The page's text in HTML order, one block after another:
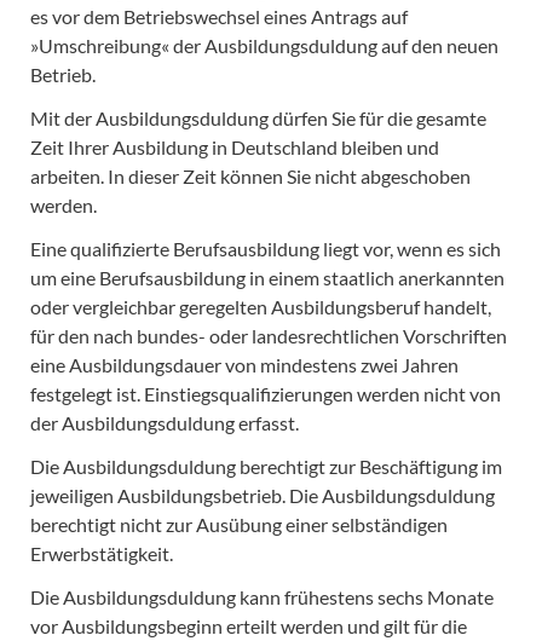
es vor dem Betriebswechsel eines Antrags auf
»Umschreibung« der Ausbildungsduldung auf den neuen
Betrieb.
Mit der Ausbildungsduldung dürfen Sie für die gesamte
Zeit Ihrer Ausbildung in Deutschland bleiben und
arbeiten. In dieser Zeit können Sie nicht abgeschoben
werden.
Eine qualifizierte Berufsausbildung liegt vor, wenn es sich
um eine Berufsausbildung in einem staatlich anerkannten
oder vergleichbar geregelten Ausbildungsberuf handelt,
für den nach bundes- oder landesrechtlichen Vorschriften
eine Ausbildungsdauer von mindestens zwei Jahren
festgelegt ist. Einstiegsqualifizierungen werden nicht von
der Ausbildungsduldung erfasst.
Die Ausbildungsduldung berechtigt zur Beschäftigung im
jeweiligen Ausbildungsbetrieb. Die Ausbildungsduldung
berechtigt nicht zur Ausübung einer selbständigen
Erwerbstätigkeit.
Die Ausbildungsduldung kann frühestens sechs Monate
vor Ausbildungsbeginn erteilt werden und gilt für die